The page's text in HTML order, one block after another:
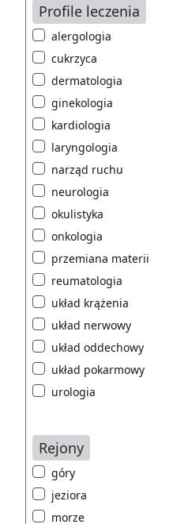
Profile leczenia
alergologia
cukrzyca
dermatologia
ginekologia
kardiologia
laryngologia
narząd ruchu
neurologia
okulistyka
onkologia
przemiana materii
reumatologia
układ krążenia
układ nerwowy
układ oddechowy
układ pokarmowy
urologia
Rejony
góry
jeziora
morze